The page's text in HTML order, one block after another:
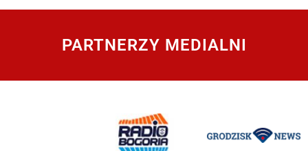
PARTNERZY MEDIALNI